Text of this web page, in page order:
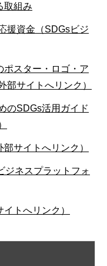
取組み
援資金（SDGsビジ
ポスター・ロゴ・ア
部サイトへリンク）
のSDGs活用ガイド
サイトへリンク）
ジネスプラットフォ
トへリンク）